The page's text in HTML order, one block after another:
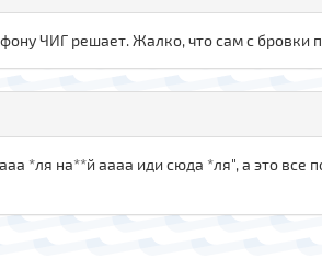
ЧИГ решает. Жалко, что сам с бровки
*ля на**й аааа иди сюда *ля", а это